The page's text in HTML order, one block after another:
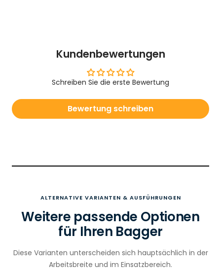
Kundenbewertungen
Schreiben Sie die erste Bewertung
Bewertung schreiben
ALTERNATIVE VARIANTEN & AUSFÜHRUNGEN
Weitere passende Optionen
für Ihren Bagger
Diese Varianten unterscheiden sich hauptsächlich in der
Arbeitsbreite und im Einsatzbereich.